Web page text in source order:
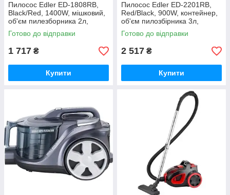
Пилосос Edler ED-1808RB,
Black/Red, 1400W, мішковий,
об'єм пилезборника 2л,
багаторазовий мішок,
насадки
Готово до відправки
1 717 ₴
Купити
Пилосос Edler ED-2201RB,
Red/Black, 900W, контейнер,
об'єм пилозбірника 3л,
циклонна система,
турбощітка,
Готово до відправки
2 517 ₴
Купити